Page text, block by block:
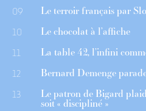
09 Le terroir français par
10 Le chocolat à l’affiche
11 La table 42, l’infini
12 Bernard Demenge
13 Le patron de Bigard
soit « discipliné »